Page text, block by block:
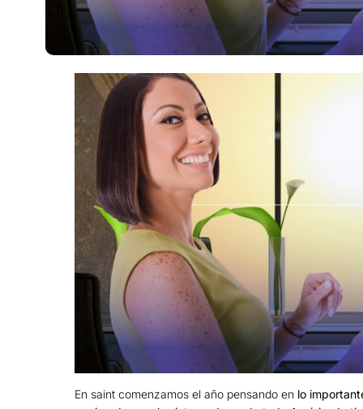
En saint comenzamos el año pensando en lo